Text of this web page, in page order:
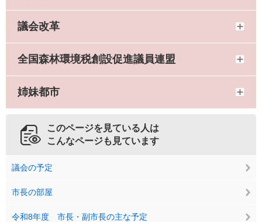
議会改革
全国森林環境税創設促進議員連盟
姉妹都市
このページを見ている人は
こんなページも見ています
議会の予定
市長の部屋
令和8年度 市長・副市長の主な予定